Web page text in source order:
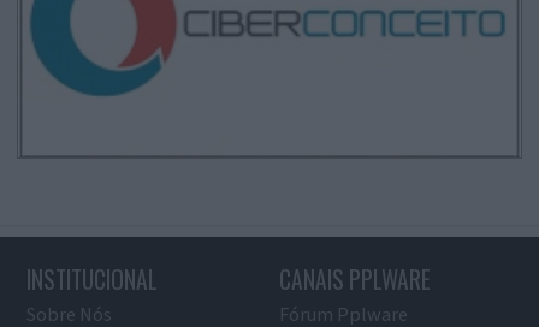
INSTITUCIONAL
Sobre Nós
CANAIS PPLWARE
Fórum Pplware